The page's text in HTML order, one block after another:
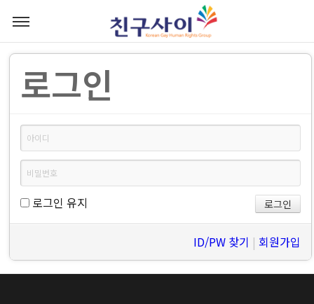
로그인
로그인 유지
ID/PW 찾기 | 회원가입